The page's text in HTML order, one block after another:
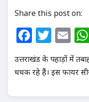
Share this post on:
उत्तराखंड के पहाड़ों में
धधक रहे हैं। इस फायर